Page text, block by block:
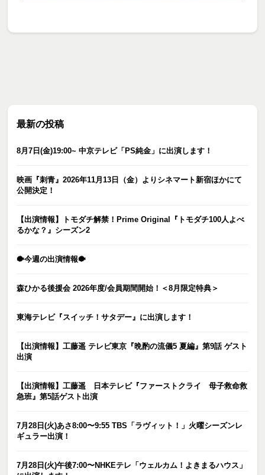
最新の投稿
8月7日(金)19:00~ 中京テレビ「PS純金」に出演します！
映画『刺青』2026年11月13日（金）よりシネマート新宿ほかにて
公開決定！
【出演情報】トモダチ解禁！Prime Original『トモダチ100人よべ
るかな？』シーズン2
🐡今週の出演情報🐡
森ひかる後援会 2026年度/会員期間開始！＜8月限定特典＞
東海テレビ『スイッチ！サタデー』に出演します！
【出演情報】工藤遥 テレビ東京『晩酌の流儀5 夏編』第9話 ゲスト
出演
【出演情報】工藤遥 日本テレビ『ファーストクライ 母子救命救
急班』第5話ゲスト出演
7月28日(火)あさ8:00〜9:55 TBS「ラヴィット！」火曜シーズンレ
ギュラー出演！
7月28日(火)午後7:00〜NHKEテレ「ウェルカム！よきまるハウス」